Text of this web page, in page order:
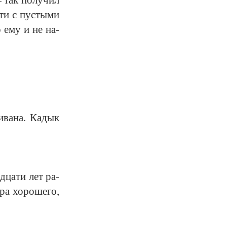
с пу­с­ты­ми
ему и не на­
Ка­дык
лет ра­
хо­ро­ше­го,